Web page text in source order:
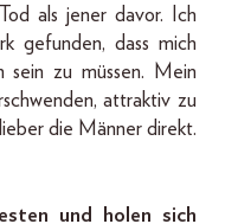
als jener davor. Ich
gefunden, dass mich
sein zu müssen. Mein
attraktiv zu
die Männer direkt.
und holen sich